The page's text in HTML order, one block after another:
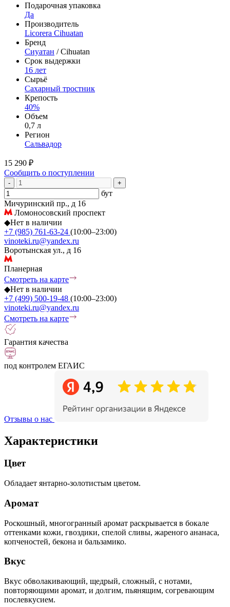
Подарочная упаковка
Да
Производитель
Licorera Cihuatan
Бренд
Сиуатан / Cihuatan
Срок выдержки
16 лет
Сырьё
Сахарный тростник
Крепость
40%
Объем
0,7 л
Регион
Сальвадор
15 290 ₽
Сообщить о поступлении
- +
бут
Мичуринский пр., д 16
Ломоносовский проспект
◆Нет в наличии
+7 (985) 761-63-24 (10:00–23:00)
vinoteki.ru@yandex.ru
Воротынская ул., д 16
Планерная
Смотреть на карте
◆Нет в наличии
+7 (499) 500-19-48 (10:00–23:00)
vinoteki.ru@yandex.ru
Смотреть на карте
Гарантия качества
под контролем ЕГАИС
Отзывы о нас
Характеристики
Цвет
Обладает янтарно-золотистым цветом.
Аромат
Роскошный, многогранный аромат раскрывается в бокале
оттенками кожи, гвоздики, спелой сливы, жареного ананаса,
копченостей, бекона и бальзамико.
Вкус
Вкус обволакивающий, щедрый, сложный, с нотами,
повторяющими аромат, и долгим, пьянящим, согревающим
послевкусием.